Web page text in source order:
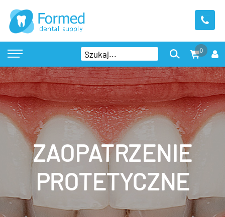
0
ZAOPATRZENIE
PROTETYCZNE